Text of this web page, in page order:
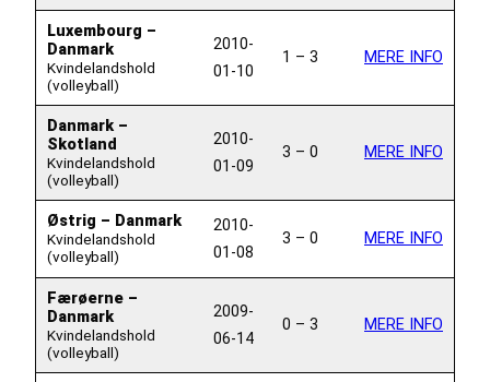
Luxembourg –
Danmark
Kvindelandshold
(volleyball)
2010-
01-10
1 – 3 MERE INFO
Danmark –
Skotland
Kvindelandshold
(volleyball)
2010-
01-09
3 – 0 MERE INFO
Østrig – Danmark
Kvindelandshold
(volleyball)
2010-
01-08
3 – 0 MERE INFO
Færøerne –
Danmark
Kvindelandshold
(volleyball)
2009-
06-14
0 – 3 MERE INFO